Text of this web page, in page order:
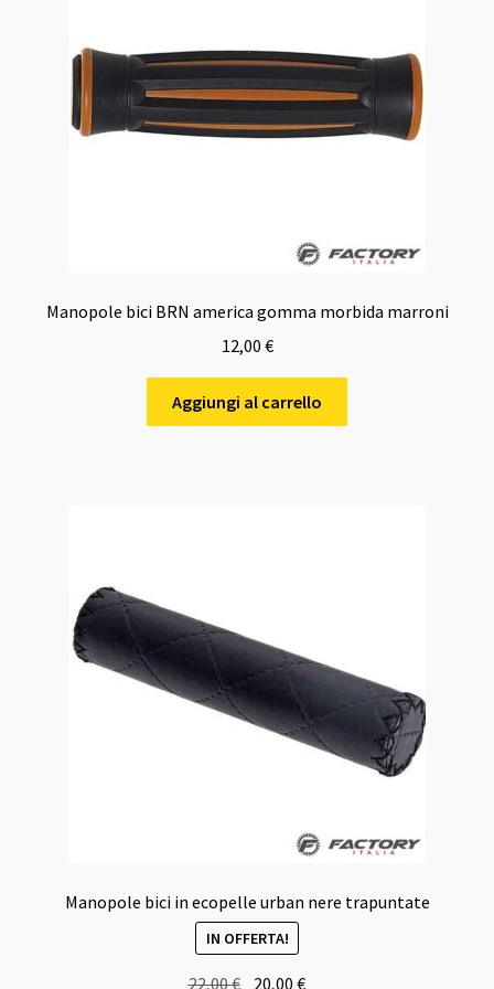
Manopole bici BRN america gomma morbida marroni
12,00 €
Aggiungi al carrello
Manopole bici in ecopelle urban nere trapuntate
IN OFFERTA!
22,00€ 20,00€Il